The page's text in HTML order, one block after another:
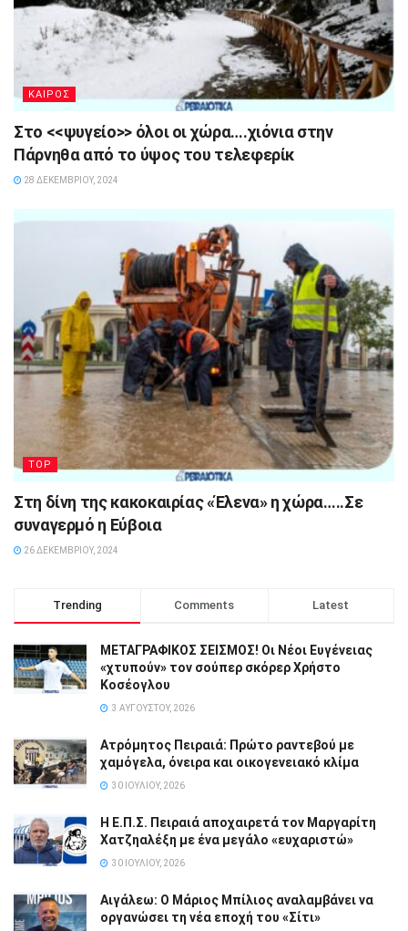
ΚΑΙΡΟΣ
Στο <<ψυγείο>> όλοι οι χώρα….χιόνια στην
Πάρνηθα από το ύψος του τελεφερίκ
28 ΔΕΚΕΜΒΡΊΟΥ, 2024
TOP
Στη δίνη της κακοκαιρίας «Έλενα» η χώρα…..Σε
συναγερμό η Εύβοια
26 ΔΕΚΕΜΒΡΊΟΥ, 2024
Trending Comments Latest
ΜΕΤΑΓΡΑΦΙΚΟΣ ΣΕΙΣΜΟΣ! Οι Νέοι Ευγένειας
«χτυπούν» τον σούπερ σκόρερ Χρήστο
Κοσέογλου
3 ΑΥΓΟΎΣΤΟΥ, 2026
Ατρόμητος Πειραιά: Πρώτο ραντεβού με
χαμόγελα, όνειρα και οικογενειακό κλίμα
30 ΙΟΥΛΊΟΥ, 2026
Η Ε.Π.Σ. Πειραιά αποχαιρετά τον Μαργαρίτη
Χατζηαλέξη με ένα μεγάλο «ευχαριστώ»
30 ΙΟΥΛΊΟΥ, 2026
Αιγάλεω: Ο Μάριος Μπίλιος αναλαμβάνει να
οργανώσει τη νέα εποχή του «Σίτι»